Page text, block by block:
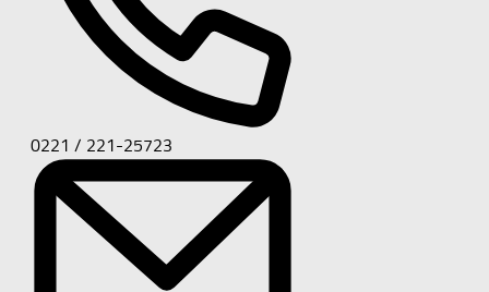
Telefon
0221 / 221-25723